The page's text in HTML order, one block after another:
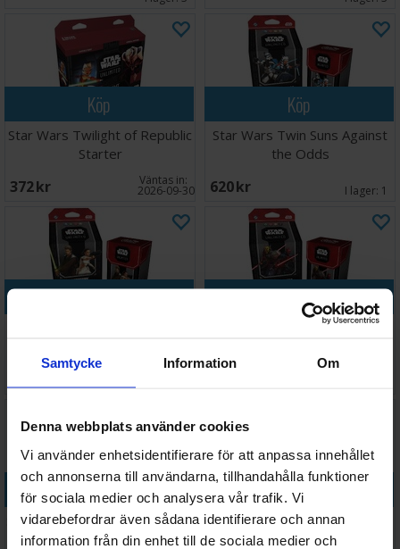
Samtycke Information Om
Denna webbplats använder cookies
Vi använder enhetsidentifierare för att anpassa innehållet
och annonserna till användarna, tillhandahålla funktioner
för sociala medier och analysera vår trafik. Vi
vidarebefordrar även sådana identifierare och annan
information från din enhet till de sociala medier och
Köp
Star Wars Twilight of Republic
Starter
372 SEK Väntas in:
2026-09-30
Köp
Star Wars Twin Suns Against
the Odds
620 SEK I lager: 1
Köp Köp
Star Wars Twin Suns Blood
Köp
Star Wars Twin Suns Master &
Apprentice
Köp
Star Wars Unlimited Intro
Battle Hoth